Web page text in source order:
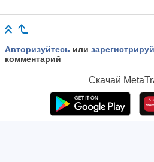
Авторизуйтесь или
комментарий
Скачай